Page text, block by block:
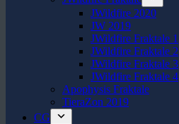
JWildfire 2020
JW 2019
JWildfire Fraktale 1
JWildfire Fraktale 2
JWildfire Fraktale 3
JWildfire Fraktale 4
Apophysis Fraktale
TieraZon 2019
CG